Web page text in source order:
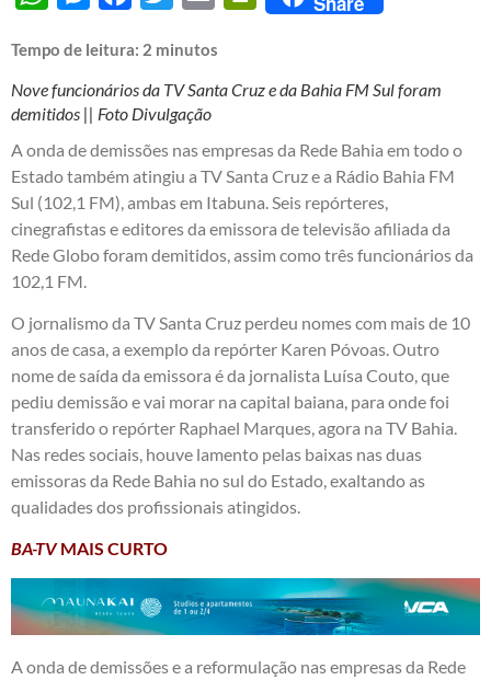
Tempo de leitura: 2 minutos
Nove funcionários da TV Santa Cruz e da Bahia FM Sul foram
demitidos || Foto Divulgação
A onda de demissões nas empresas da Rede Bahia em todo o
Estado também atingiu a TV Santa Cruz e a Rádio Bahia FM
Sul (102,1 FM), ambas em Itabuna. Seis repórteres,
cinegrafistas e editores da emissora de televisão afiliada da
Rede Globo foram demitidos, assim como três funcionários da
102,1 FM.
O jornalismo da TV Santa Cruz perdeu nomes com mais de 10
anos de casa, a exemplo da repórter Karen Póvoas. Outro
nome de saída da emissora é da jornalista Luísa Couto, que
pediu demissão e vai morar na capital baiana, para onde foi
transferido o repórter Raphael Marques, agora na TV Bahia.
Nas redes sociais, houve lamento pelas baixas nas duas
emissoras da Rede Bahia no sul do Estado, exaltando as
qualidades dos profissionais atingidos.
BA-TVMAIS CURTO
A onda de demissões e a reformulação nas empresas da Rede